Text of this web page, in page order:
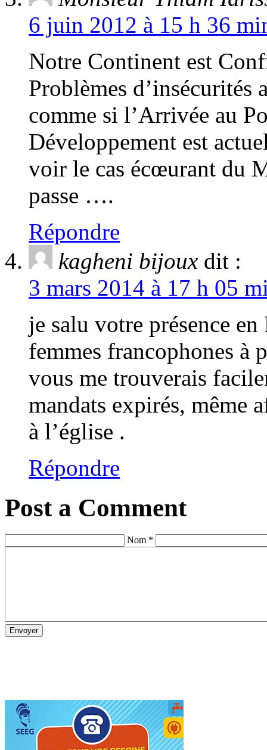
6 juin 2012 à 15 h 36
Notre Continent est
Problèmes d’insécurités
comme si l’Arrivée au
Développement est
voir le cas écœurant du
passe ….
Répondre
kagheni bijoux dit :
3 mars 2014 à 17 h 05
je salu votre présence
femmes francophones à
vous me trouverais
mandats expirés, même
à l’église .
Répondre
Post a Comment
Nom *